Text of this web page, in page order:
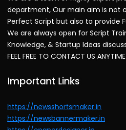
department, Our main aim is not
Perfect Script but also to provide
We are always open for Script
Knowledge, & Startup Ideas
FEEL FREE TO CONTACT US ANYTIME.
Important Links
https://newsshortsmaker.in
https://newsbannermaker.in